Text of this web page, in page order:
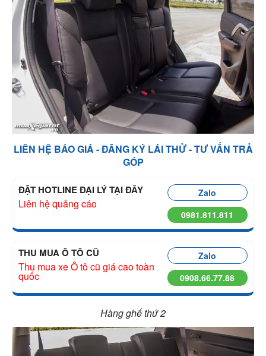
LIÊN HỆ BÁO GIÁ - ĐĂNG KÝ LÁI THỬ - TƯ VẤN TRẢ
GÓP
ĐẶT HOTLINE ĐẠI LÝ TẠI ĐÂY
Liên hệ quảng cáo
Zalo
0981.811.811
THU MUA Ô TÔ CŨ
Thu mua xe Ô tô cũ giá cao toàn
quốc
Zalo
0908.66.77.88
Hàng ghế thứ 2